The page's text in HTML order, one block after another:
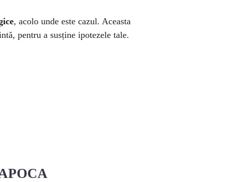
, acolo unde este cazul. Aceasta
pentru a susține ipotezele tale.